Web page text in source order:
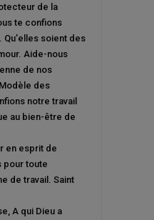
de la
te confions
Qu’elles soient des
Aide-nous
de nos
des
notre travail
au bien-être de
en esprit de
pour toute
de travail. Saint
A qui Dieu a